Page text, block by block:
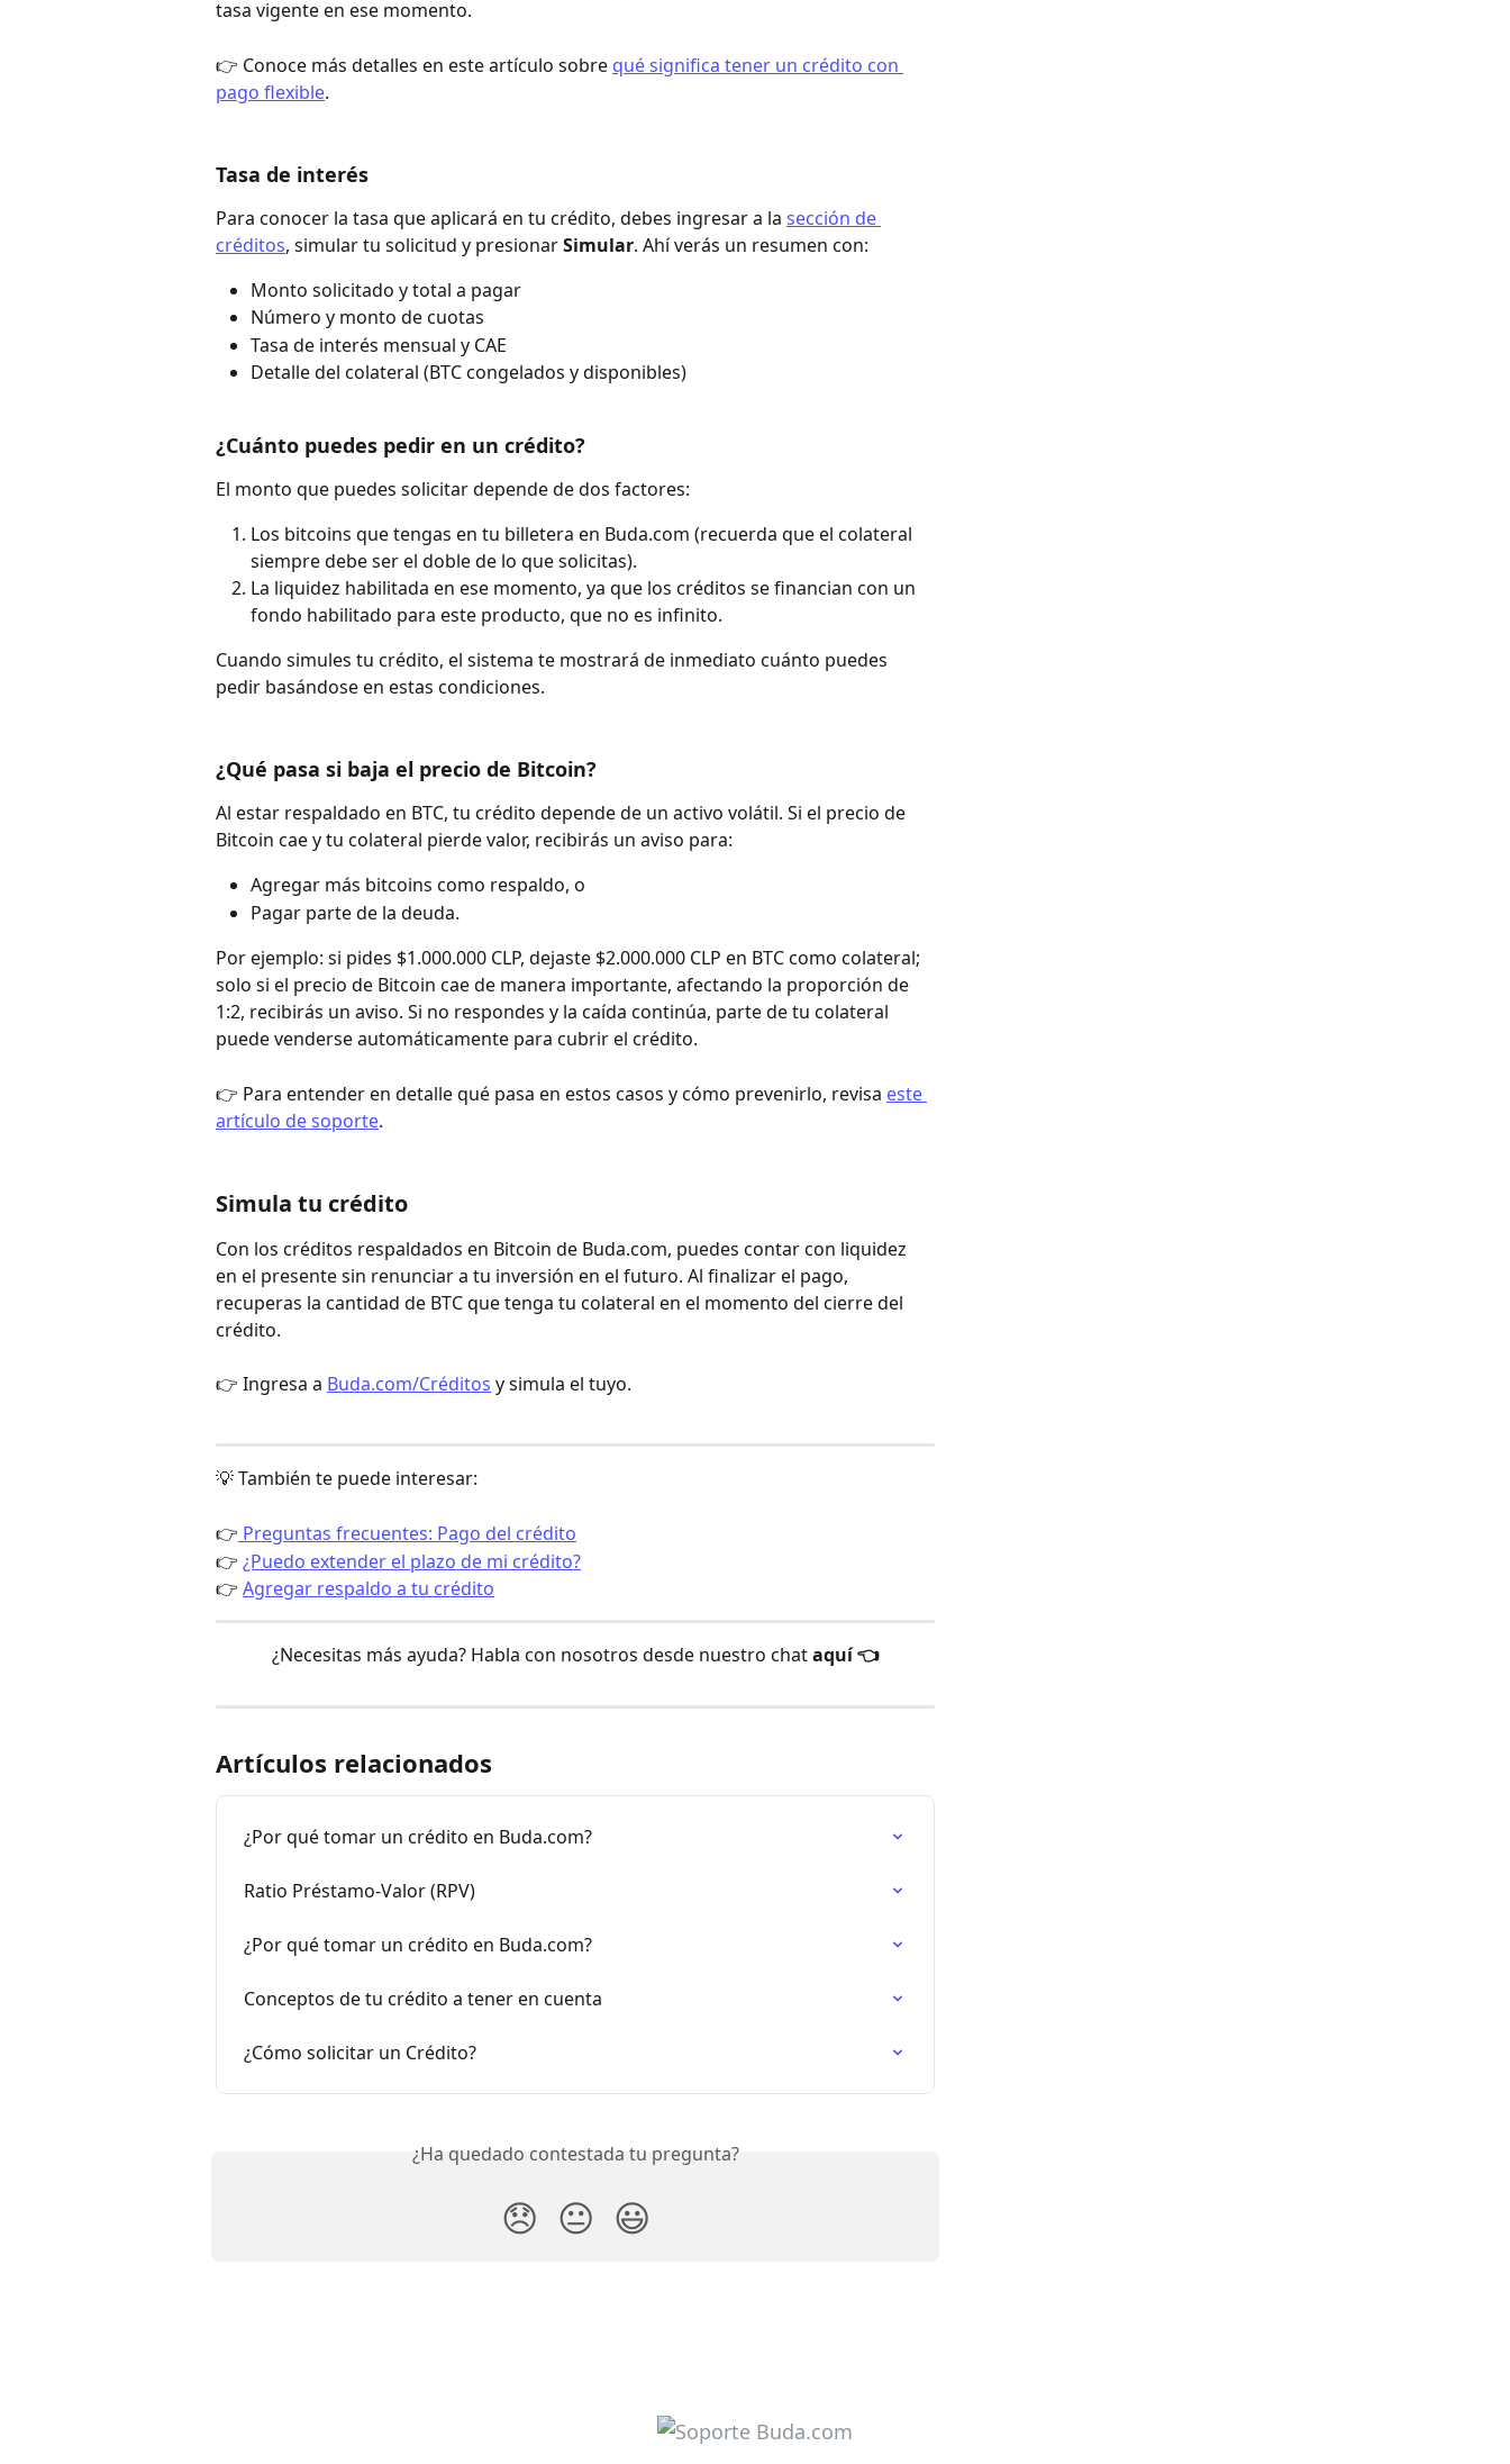
tasa vigente en ese momento.
👉 Conoce más detalles en este artículo sobre qué significa tener un crédito con
pago flexible.
Tasa de interés
Para conocer la tasa que aplicará en tu crédito, debes ingresar a la sección de
créditos, simular tu solicitud y presionar Simular. Ahí verás un resumen con:
Monto solicitado y total a pagar
Número y monto de cuotas
Tasa de interés mensual y CAE
Detalle del colateral (BTC congelados y disponibles)
¿Cuánto puedes pedir en un crédito?
El monto que puedes solicitar depende de dos factores:
Los bitcoins que tengas en tu billetera en Buda.com (recuerda que el colateral
siempre debe ser el doble de lo que solicitas).
La liquidez habilitada en ese momento, ya que los créditos se financian con un
fondo habilitado para este producto, que no es infinito.
Cuando simules tu crédito, el sistema te mostrará de inmediato cuánto puedes
pedir basándose en estas condiciones.
¿Qué pasa si baja el precio de Bitcoin?
Al estar respaldado en BTC, tu crédito depende de un activo volátil. Si el precio de
Bitcoin cae y tu colateral pierde valor, recibirás un aviso para:
Agregar más bitcoins como respaldo, o
Pagar parte de la deuda.
Por ejemplo: si pides $1.000.000 CLP, dejaste $2.000.000 CLP en BTC como colateral;
solo si el precio de Bitcoin cae de manera importante, afectando la proporción de
1:2, recibirás un aviso. Si no respondes y la caída continúa, parte de tu colateral
puede venderse automáticamente para cubrir el crédito.
👉 Para entender en detalle qué pasa en estos casos y cómo prevenirlo, revisa este
artículo de soporte.
Simula tu crédito
Con los créditos respaldados en Bitcoin de Buda.com, puedes contar con liquidez
en el presente sin renunciar a tu inversión en el futuro. Al finalizar el pago,
recuperas la cantidad de BTC que tenga tu colateral en el momento del cierre del
crédito.
👉 Ingresa a Buda.com/Créditos y simula el tuyo.
💡 También te puede interesar:
👉 Preguntas frecuentes: Pago del crédito
👉 ¿Puedo extender el plazo de mi crédito?
👉 Agregar respaldo a tu crédito
¿Necesitas más ayuda? Habla con nosotros desde nuestro chat aquí 👈
Artículos relacionados
¿Por qué tomar un crédito en Buda.com?
Ratio Préstamo-Valor (RPV)
¿Por qué tomar un crédito en Buda.com?
Conceptos de tu crédito a tener en cuenta
¿Cómo solicitar un Crédito?
¿Ha quedado contestada tu pregunta?
😞 😐 😃